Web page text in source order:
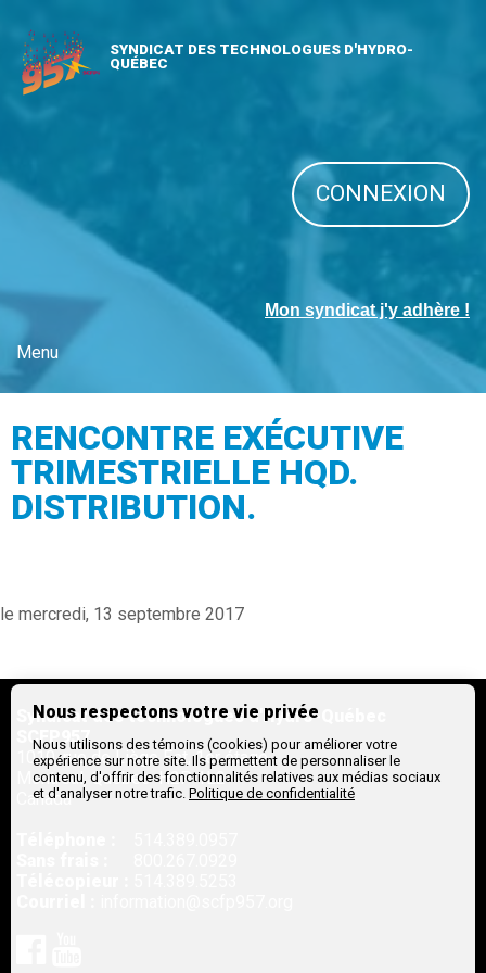
SYNDICAT DES TECHNOLOGUES D'HYDRO-
QUÉBEC
CONNEXION
Mon syndicat j'y adhère !
Menu
RENCONTRE EXÉCUTIVE
TRIMESTRIELLE HQD.
DISTRIBUTION.
le mercredi, 13 septembre 2017
Syndicat des technologues d'Hydro-Québec
SCFP957
1010, rue de Liège Est, 1er étage
Montreal,Québec H2P 1L2
Canada
Nous respectons votre vie privée
Nous utilisons des témoins (cookies) pour améliorer votre
expérience sur notre site. Ils permettent de personnaliser le
contenu, d'offrir des fonctionnalités relatives aux médias sociaux
et d'analyser notre trafic. Politique de confidentialité